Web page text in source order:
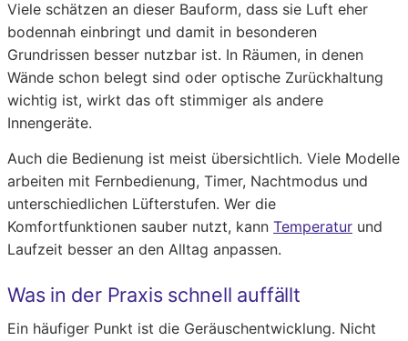
Viele schätzen an dieser Bauform, dass sie Luft eher
bodennah einbringt und damit in besonderen
Grundrissen besser nutzbar ist. In Räumen, in denen
Wände schon belegt sind oder optische Zurückhaltung
wichtig ist, wirkt das oft stimmiger als andere
Innengeräte.
Auch die Bedienung ist meist übersichtlich. Viele Modelle
arbeiten mit Fernbedienung, Timer, Nachtmodus und
unterschiedlichen Lüfterstufen. Wer die
Komfortfunktionen sauber nutzt, kann Temperatur und
Laufzeit besser an den Alltag anpassen.
Was in der Praxis schnell auffällt
Ein häufiger Punkt ist die Geräuschentwicklung. Nicht